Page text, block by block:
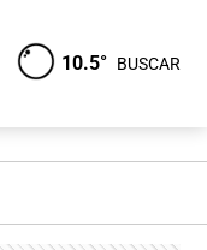
10.5° BUSCAR